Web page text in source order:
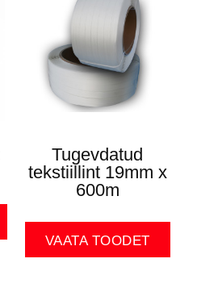
Tugevdatud
tekstiillint 19mm x
600m
VAATA TOODET